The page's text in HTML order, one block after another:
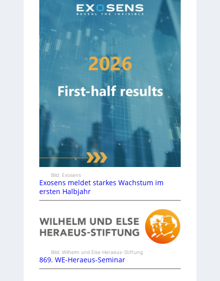
Bild: Exosens
Exosens meldet starkes Wachstum im
ersten Halbjahr
Bild: Wilhelm und Else Heraeus-Stiftung
869. WE-Heraeus-Seminar